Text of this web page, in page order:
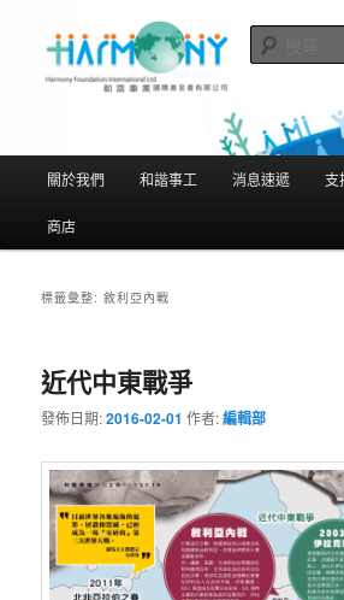
和諧事業國際基金會有
Harmony
Limited
單
關於我們 和諧事工 消息速遞 支
商店
標籤彙整:敘利亞內戰
近代中東戰爭
發佈日期:2016-02-01 作者:編輯部